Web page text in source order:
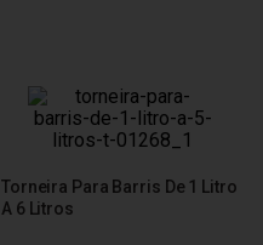
Torneira Para Barris De 1 Litro
A 6 Litros